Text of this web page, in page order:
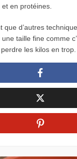
en protéines.
que d’autres
taille fine comme
les kilos en trop.